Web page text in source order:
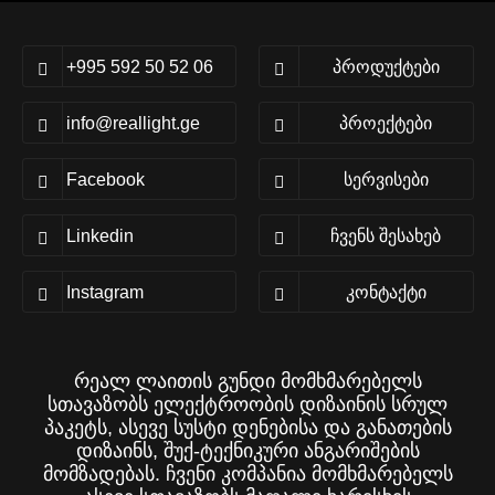
+995 592 50 52 06
info@reallight.ge
Facebook
Linkedin
Instagram
Პროდუქტები
Პროექტები
Სერვისები
Ჩვენს Შესახებ
Კონტაქტი
რეალ ლაითის გუნდი მომხმარებელს
სთავაზობს ელექტროობის დიზაინის სრულ
პაკეტს, ასევე სუსტი დენებისა და განათების
დიზაინს, შუქ-ტექნიკური ანგარიშების
მომზადებას. ჩვენი კომპანია მომხმარებელს